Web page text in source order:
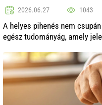
2026.06.27 1043
A helyes pihenés nem
egész tudományág, amely
sürgősséggel teli moder..